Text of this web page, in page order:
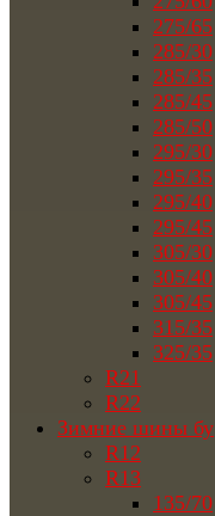
275/65
285/30
285/35
285/45
285/50
295/30
295/35
295/40
295/45
305/30
305/40
305/45
315/35
325/35
R21
R22
Зимние шины бу
R12
R13
135/70